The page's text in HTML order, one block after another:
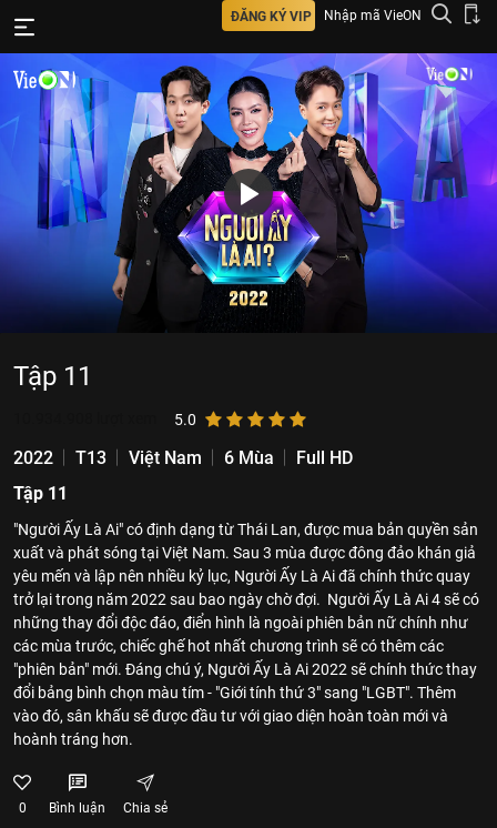
ĐĂNG KÝ VIP Nhập mã VieON
Tập 11
5.0
2022 T13 Việt Nam 6 Mùa
Full HD
Tập 11
"Người Ấy Là Ai" có định dạng từ Thái Lan, được mua bản quyền sản
xuất và phát sóng tại Việt Nam. Sau 3 mùa được đông đảo khán giả
yêu mến và lập nên nhiều kỷ lục, Người Ấy Là Ai đã chính thức quay
trở lại trong năm 2022 sau bao ngày chờ đợi. Người Ấy Là Ai 4 sẽ có
những thay đổi độc đáo, điển hình là ngoài phiên bản nữ chính như
các mùa trước, chiếc ghế hot nhất chương trình sẽ có thêm các
"phiên bản" mới. Đáng chú ý, Người Ấy Là Ai 2022 sẽ chính thức thay
đổi bảng bình chọn màu tím - "Giới tính thứ 3" sang "LGBT". Thêm
vào đó, sân khấu sẽ được đầu tư với giao diện hoàn toàn mới và
hoành tráng hơn.
0 Bình luận Chia sẻ